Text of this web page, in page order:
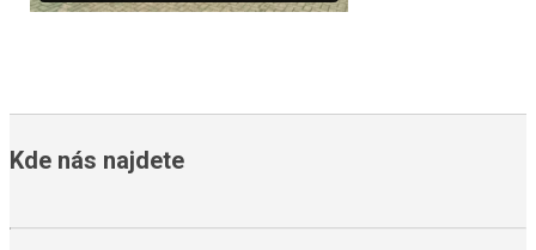
Kde nás najdete